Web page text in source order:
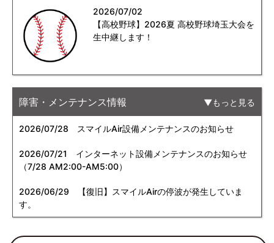
2026/07/02
【高校野球】2026夏 高校野球埼玉大会を
生中継します！
障害・メンテナンス情報 もっと見る
2026/07/28 スマイルAir設備メンテナンスのお知らせ
2026/07/21
インターネット設備メンテナンスのお知らせ
（7/28 AM2:00-AM5:00）
2026/06/29 【復旧】スマイルAirの停波が発生していま
す。